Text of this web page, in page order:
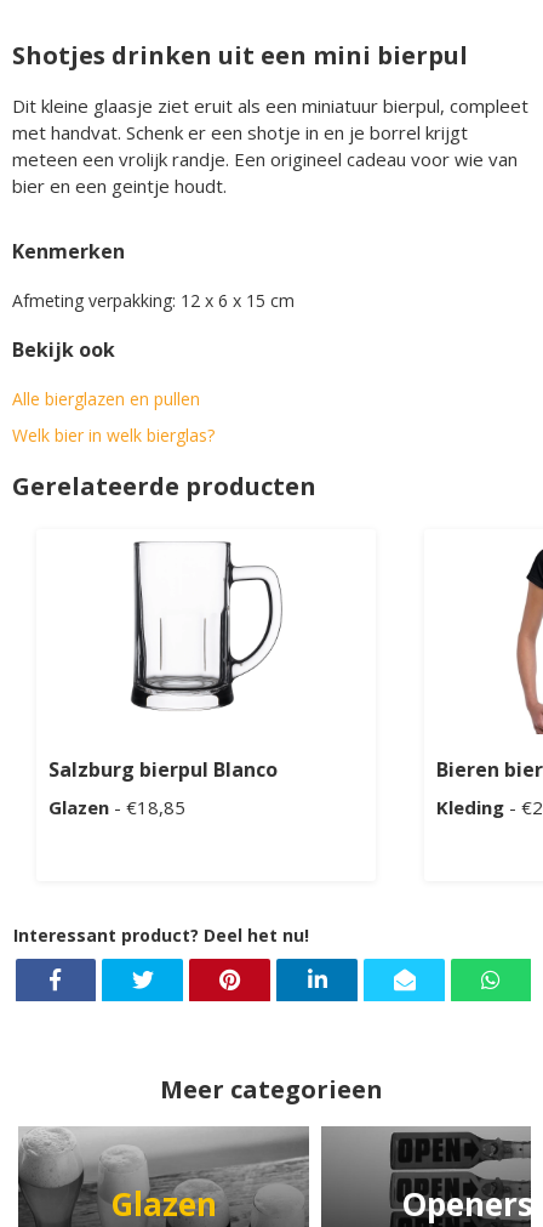
Shotjes drinken uit een mini bierpul
Dit kleine glaasje ziet eruit als een miniatuur bierpul, compleet
met handvat. Schenk er een shotje in en je borrel krijgt
meteen een vrolijk randje. Een origineel cadeau voor wie van
bier en een geintje houdt.
Kenmerken
Afmeting verpakking: 12 x 6 x 15 cm
Bekijk ook
Alle bierglazen en pullen
Welk bier in welk bierglas?
Gerelateerde producten
Salzburg bierpul Blanco
Glazen - €18,85
Bieren
Kleding -
Interessant product? Deel het nu!
Meer categorieen
Glazen Openers